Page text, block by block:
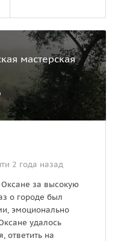
мастерская
2 года назад
за высокую
о городе был
эмоционально
удалось
ответить на